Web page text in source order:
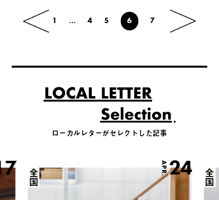
1 … 4 5 6 7
ローカルレターがセレクトした記事
APR.24
全国 全国